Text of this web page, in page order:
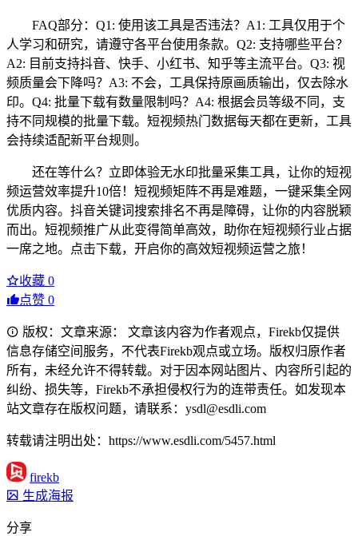
FAQ部分：Q1: 使用该工具是否违法？A1: 工具仅用于个
人学习和研究，请遵守各平台使用条款。Q2: 支持哪些平台？
A2: 目前支持抖音、快手、小红书、知乎等主流平台。Q3: 视
频质量会下降吗？A3: 不会，工具保持原画质输出，仅去除水
印。Q4: 批量下载有数量限制吗？A4: 根据会员等级不同，支
持不同规模的批量下载。短视频热门数据每天都在更新，工具
会持续适配新平台规则。
还在等什么？立即体验无水印批量采集工具，让你的短视
频运营效率提升10倍！短视频矩阵不再是难题，一键采集全网
优质内容。抖音关键词搜索排名不再是障碍，让你的内容脱颖
而出。短视频推广从此变得简单高效，助你在短视频行业占据
一席之地。点击下载，开启你的高效短视频运营之旅！
收藏 0
点赞 0
版权：文章来源： 文章该内容为作者观点，Firekb仅提供
信息存储空间服务，不代表Firekb观点或立场。版权归原作者
所有，未经允许不得转载。对于因本网站图片、内容所引起的
纠纷、损失等，Firekb不承担侵权行为的连带责任。如发现本
站文章存在版权问题，请联系：ysdl@esdli.com
转载请注明出处：https://www.esdli.com/5457.html
firekb
生成海报
分享